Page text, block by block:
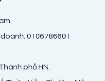
0106786601
phố HN.